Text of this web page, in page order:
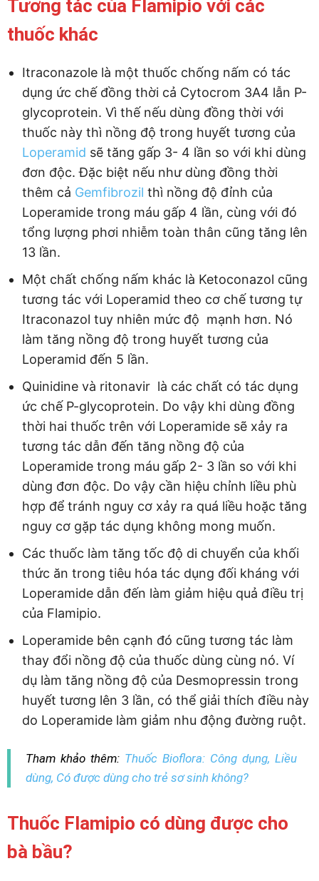
Tương tác của Flamipio với các
thuốc khác
Itraconazole là một thuốc chống nấm có tác
dụng ức chế đồng thời cả Cytocrom 3A4 lẫn P-
glycoprotein. Vì thế nếu dùng đồng thời với
thuốc này thì nồng độ trong huyết tương của
Loperamid sẽ tăng gấp 3- 4 lần so với khi dùng
đơn độc. Đặc biệt nếu như dùng đồng thời
thêm cả Gemfibrozil thì nồng độ đỉnh của
Loperamide trong máu gấp 4 lần, cùng với đó
tổng lượng phơi nhiễm toàn thân cũng tăng lên
13 lần.
Một chất chống nấm khác là Ketoconazol cũng
tương tác với Loperamid theo cơ chế tương tự
Itraconazol tuy nhiên mức độ mạnh hơn. Nó
làm tăng nồng độ trong huyết tương của
Loperamid đến 5 lần.
Quinidine và ritonavir là các chất có tác dụng
ức chế P-glycoprotein. Do vậy khi dùng đồng
thời hai thuốc trên với Loperamide sẽ xảy ra
tương tác dẫn đến tăng nồng độ của
Loperamide trong máu gấp 2- 3 lần so với khi
dùng đơn độc. Do vậy cần hiệu chỉnh liều phù
hợp để tránh nguy cơ xảy ra quá liều hoặc tăng
nguy cơ gặp tác dụng không mong muốn.
Các thuốc làm tăng tốc độ di chuyển của khối
thức ăn trong tiêu hóa tác dụng đối kháng với
Loperamide dẫn đến làm giảm hiệu quả điều trị
của Flamipio.
Loperamide bên cạnh đó cũng tương tác làm
thay đổi nồng độ của thuốc dùng cùng nó. Ví
dụ làm tăng nồng độ của Desmopressin trong
huyết tương lên 3 lần, có thể giải thích điều này
do Loperamide làm giảm nhu động đường ruột.
Tham khảo thêm: Thuốc Bioflora: Công dụng, Liều
dùng, Có được dùng cho trẻ sơ sinh không?
Thuốc Flamipio có dùng được cho
bà bầu?